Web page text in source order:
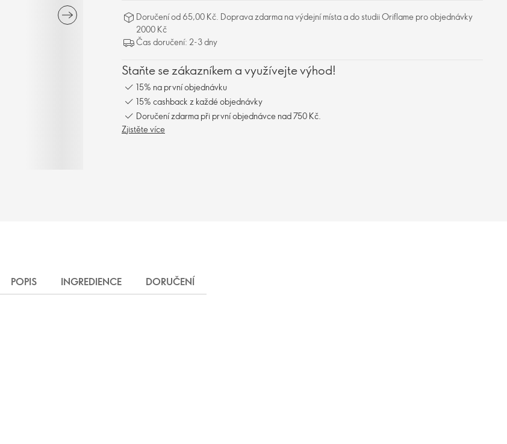
Doručení od 65,00 Kč. Doprava zdarma na výdejní místa a do studii Oriflame pro objednávky
2000 Kč
Čas doručení: 2-3 dny
Staňte se zákazníkem a využívejte výhod!
15% na první objednávku
15% cashback z každé objednávky
Doručení zdarma při první objednávce nad 750 Kč.
Zjistěte více
POPIS INGREDIENCE DORUČENÍ